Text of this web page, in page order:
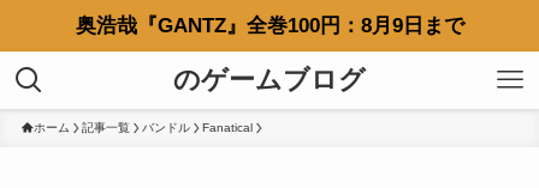
奥浩哉『GANTZ』全巻100円：8月9日まで
のゲームブログ
ホーム 記事一覧 バンドル Fanatical